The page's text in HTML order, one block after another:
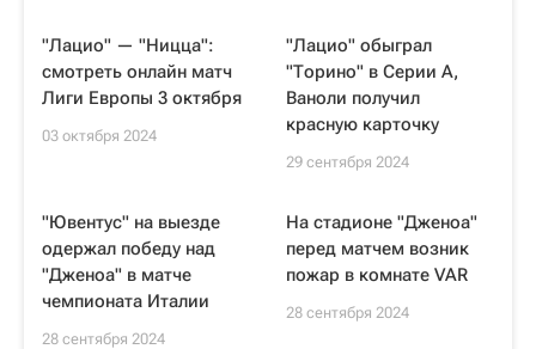
"Лацио" — "Ницца":
смотреть онлайн матч
Лиги Европы 3 октября
03 октября 2024
"Лацио" обыграл
"Торино" в Серии А,
Ваноли получил
красную карточку
29 сентября 2024
"Ювентус" на выезде
одержал победу над
"Дженоа" в матче
чемпионата Италии
28 сентября 2024
На стадионе "Дженоа"
перед матчем возник
пожар в комнате VAR
28 сентября 2024